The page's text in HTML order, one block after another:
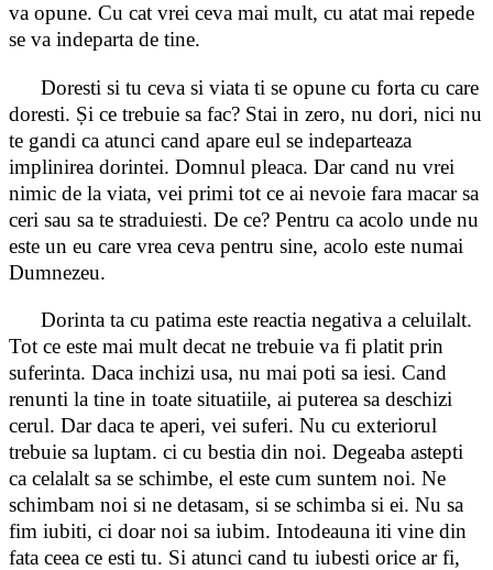
va opune. Cu cat vrei ceva mai mult, cu atat mai repede
se va indeparta de tine.
Doresti si tu ceva si viata ti se opune cu forta cu care
doresti. Și ce trebuie sa fac? Stai in zero, nu dori, nici nu
te gandi ca atunci cand apare eul se indeparteaza
implinirea dorintei. Domnul pleaca. Dar cand nu vrei
nimic de la viata, vei primi tot ce ai nevoie fara macar sa
ceri sau sa te straduiesti. De ce? Pentru ca acolo unde nu
este un eu care vrea ceva pentru sine, acolo este numai
Dumnezeu.
Dorinta ta cu patima este reactia negativa a celuilalt.
Tot ce este mai mult decat ne trebuie va fi platit prin
suferinta. Daca inchizi usa, nu mai poti sa iesi. Cand
renunti la tine in toate situatiile, ai puterea sa deschizi
cerul. Dar daca te aperi, vei suferi. Nu cu exteriorul
trebuie sa luptam. ci cu bestia din noi. Degeaba astepti
ca celalalt sa se schimbe, el este cum suntem noi. Ne
schimbam noi si ne detasam, si se schimba si ei. Nu sa
fim iubiti, ci doar noi sa iubim. Intodeauna iti vine din
fata ceea ce esti tu. Si atunci cand tu iubesti orice ar fi,